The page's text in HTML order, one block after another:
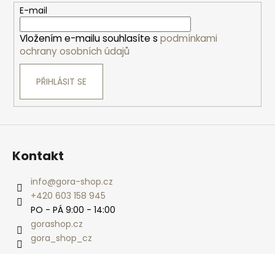
E-mail
Vložením e-mailu souhlasíte s podmínkami
ochrany osobních údajů
PŘIHLÁSIT SE
Kontakt
info@gora-shop.cz
+420 603 158 945
PO - PÁ 9:00 - 14:00
gorashop.cz
gora_shop_cz